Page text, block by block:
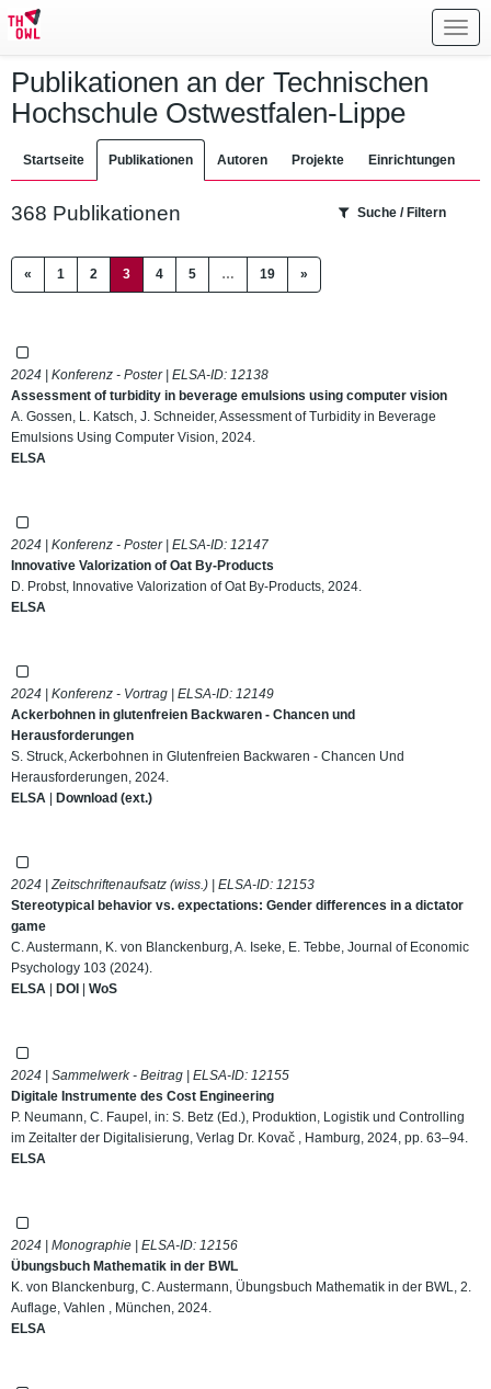
Publikationen an der Technischen
Hochschule Ostwestfalen-Lippe
Startseite Publikationen Autoren Projekte Einrichtungen
368 Publikationen Suche / Filtern
« 1 2 3(current)
4 5 … 19 »
2024 | Konferenz - Poster | ELSA-ID: 12138
Assessment of turbidity in beverage emulsions using computer vision
A. Gossen, L. Katsch, J. Schneider, Assessment of Turbidity in Beverage
Emulsions Using Computer Vision, 2024.
ELSA
2024 | Konferenz - Poster | ELSA-ID: 12147
Innovative Valorization of Oat By-Products
D. Probst, Innovative Valorization of Oat By-Products, 2024.
ELSA
2024 | Konferenz - Vortrag | ELSA-ID: 12149
Ackerbohnen in glutenfreien Backwaren - Chancen und
Herausforderungen
S. Struck, Ackerbohnen in Glutenfreien Backwaren - Chancen Und
Herausforderungen, 2024.
ELSA | Download (ext.)
2024 | Zeitschriftenaufsatz (wiss.) | ELSA-ID: 12153
Stereotypical behavior vs. expectations: Gender differences in a dictator
game
C. Austermann, K. von Blanckenburg, A. Iseke, E. Tebbe, Journal of Economic
Psychology 103 (2024).
ELSA | DOI | WoS
2024 | Sammelwerk - Beitrag | ELSA-ID: 12155
Digitale Instrumente des Cost Engineering
P. Neumann, C. Faupel, in: S. Betz (Ed.), Produktion, Logistik und Controlling
im Zeitalter der Digitalisierung, Verlag Dr. Kovač , Hamburg, 2024, pp. 63–94.
ELSA
2024 | Monographie | ELSA-ID: 12156
Übungsbuch Mathematik in der BWL
K. von Blanckenburg, C. Austermann, Übungsbuch Mathematik in der BWL, 2.
Auflage, Vahlen , München, 2024.
ELSA